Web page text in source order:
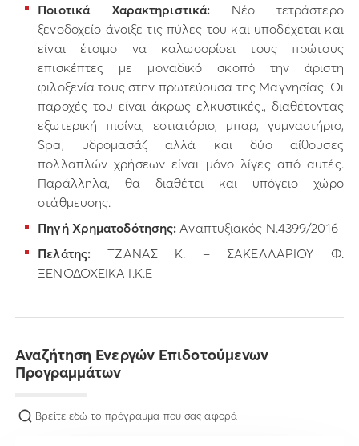
Ποιοτικά Χαρακτηριστικά: Νέο τετράστερο
ξενοδοχείο άνοιξε τις πύλες του και υποδέχεται και
είναι έτοιμο να καλωσορίσει τους πρώτους
επισκέπτες με μοναδικό σκοπό την άριστη
φιλοξενία τους στην πρωτεύουσα της Μαγνησίας. Οι
παροχές του είναι άκρως ελκυστικές., διαθέτοντας
εξωτερική πισίνα, εστιατόριο, μπαρ, γυμναστήριο,
Spa, υδρομασάζ αλλά και δύο αίθουσες
πολλαπλών χρήσεων είναι μόνο λίγες από αυτές.
Παράλληλα, θα διαθέτει και υπόγειο χώρο
στάθμευσης.
Πηγή Χρηματοδότησης: Αναπτυξιακός Ν.4399/2016
Πελάτης: ΤΖΑΝΑΣ Κ. – ΣΑΚΕΛΛΑΡΙΟΥ Φ.
ΞΕΝΟΔΟΧΕΙΚΑ Ι.Κ.Ε
Αναζήτηση Ενεργών Επιδοτούμενων
Προγραμμάτων
Βρείτε εδώ το πρόγραμμα που σας αφορά